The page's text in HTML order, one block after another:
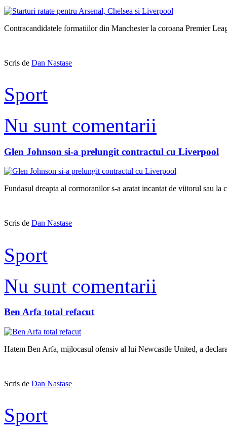
Contracandidatele formatiilor din Manchester la coroana Premier
Scris de Dan Nastase
Sport
Nu sunt comentarii
Glen Johnson si-a prelungit contractul cu Liverpool
Fundasul dreapta al cormoranilor s-a aratat incantat de viitorul sau
Scris de Dan Nastase
Sport
Nu sunt comentarii
Ben Arfa total refacut
Hatem Ben Arfa, mijlocasul ofensiv al lui Newcastle United, a
Scris de Dan Nastase
Sport